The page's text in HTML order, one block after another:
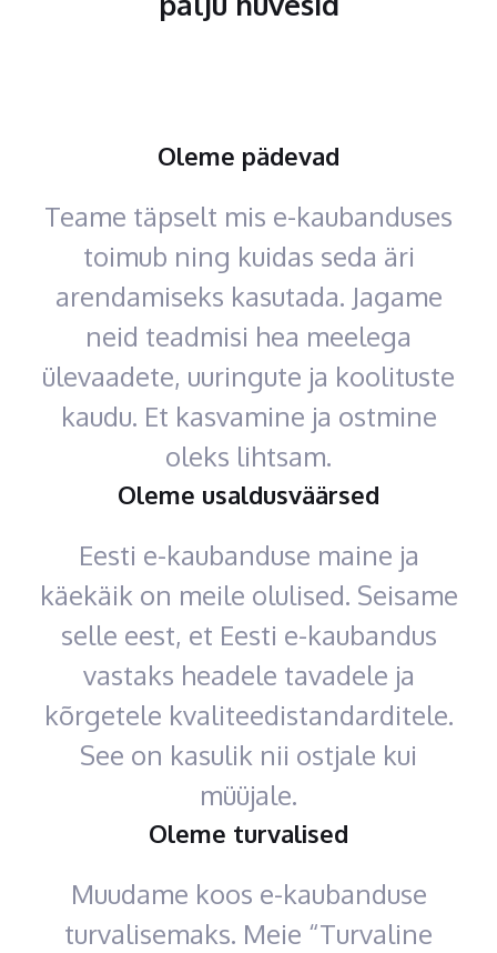
Oleme pädevad
Teame täpselt mis e-kaubanduses
toimub ning kuidas seda äri
arendamiseks kasutada. Jagame
neid teadmisi hea meelega
ülevaadete, uuringute ja koolituste
kaudu. Et kasvamine ja ostmine
oleks lihtsam.
Oleme usaldusväärsed
Eesti e-kaubanduse maine ja
käekäik on meile olulised. Seisame
selle eest, et Eesti e-kaubandus
vastaks headele tavadele ja
kõrgetele kvaliteedistandarditele.
See on kasulik nii ostjale kui
müüjale.
Oleme turvalised
Muudame koos e-kaubanduse
turvalisemaks. Meie “Turvaline